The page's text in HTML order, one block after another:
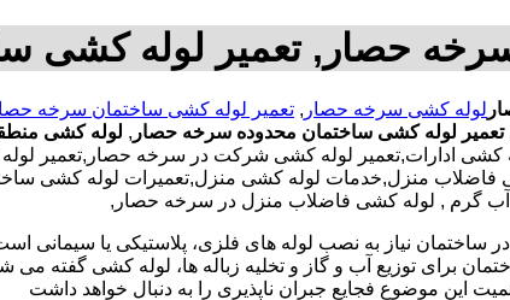
حصار, تعمیر لوله کشی
لوله کشی سرخه حصار , تعمیر لوله کشی ساختمان سرخه
تعمیر لوله کشی ساختمان محدوده سرخه حصار , لوله کشی
ادارات,تعمیر لوله کشی شرکت در سرخه حصار,تعمیر
منزل,خدمات لوله کشی منزل,تعمیرات لوله کشی
آب گرم , لوله کشی فاضلاب منزل در سرخه حصار,
ساختمان نیاز به نصب لوله های فلزی، پلاستیکی یا سیمانی
برای توزیع آب و گاز و تخلیه زباله ها، لوله کشی گفته می
این موضوع فجایع جبران ناپذیری را به دنبال خواهد داشت